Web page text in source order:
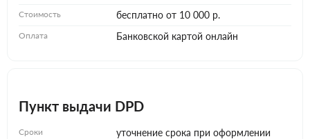
Стоимость бесплатно от 10 000 р.
Оплата Банковской картой онлайн
Пункт выдачи DPD
Сроки уточнение срока при оформлении